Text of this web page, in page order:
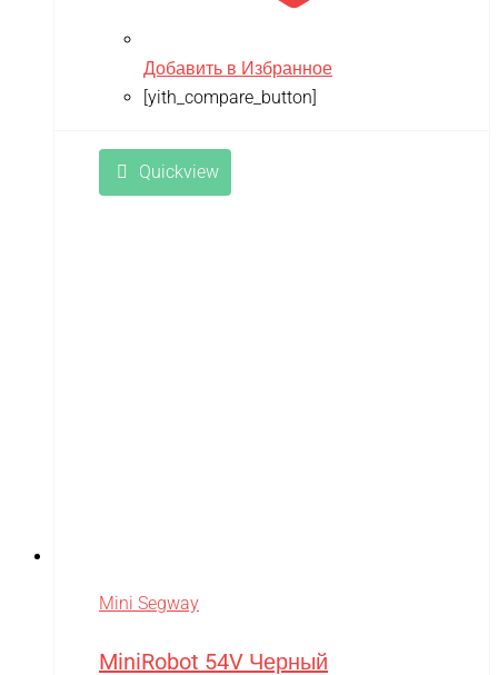
Добавить в Избранное
[yith_compare_button]
Quickview
Mini Segway
MiniRobot 54V Черный